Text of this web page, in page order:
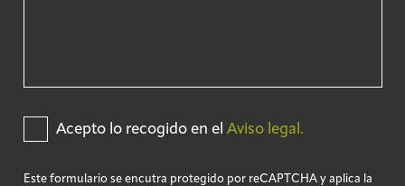
Acepto lo recogido en el Aviso legal.
Este formulario se encutra protegido por reCAPTCHA y aplica la